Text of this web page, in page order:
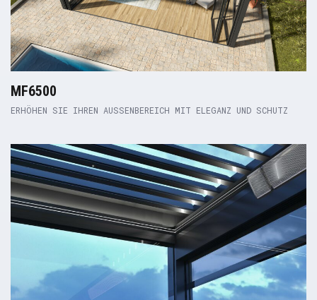
MF6500
ERHÖHEN SIE IHREN AUSSENBEREICH MIT ELEGANZ UND SCHUTZ